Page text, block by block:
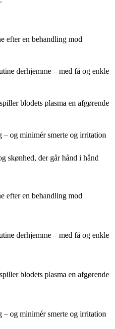
efter en behandling mod
derhjemme – med få og enkle
blodets plasma en afgørende
– og minimér smerte og irritation
skønhed, der går hånd i hånd
efter en behandling mod
derhjemme – med få og enkle
blodets plasma en afgørende
– og minimér smerte og irritation